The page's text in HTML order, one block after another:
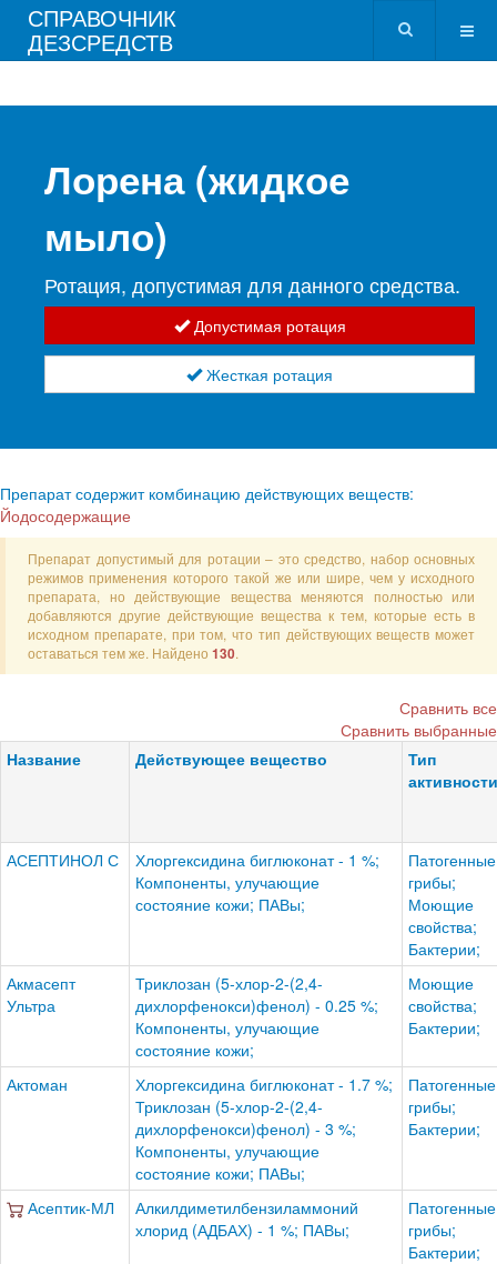
СПРАВОЧНИК
ДЕЗСРЕДСТВ
Лорена (жидкое
мыло)
Ротация, допустимая для данного средства.
Допустимая ротация
Жесткая ротация
Препарат содержит комбинацию действующих веществ:
Йодосодержащие
Препарат допустимый для ротации – это средство, набор основных
режимов применения которого такой же или шире, чем у исходного
препарата, но действующие вещества меняются полностью или
добавляются другие действующие вещества к тем, которые есть в
исходном препарате, при том, что тип действующих веществ может
оставаться тем же. Найдено 130.
Сравнить все
Сравнить выбранные
Название
Действующее вещество
Тип
активности
АСЕПТИНОЛ С
Хлоргексидина биглюконат - 1 %;
Компоненты, улучающие
состояние кожи; ПАВы;
Патогенные
грибы;
Моющие
свойства;
Бактерии;
Акмасепт
Ультра
Триклозан (5-хлор-2-(2,4-
дихлорфенокси)фенол) - 0.25 %;
Компоненты, улучающие
состояние кожи;
Моющие
свойства;
Бактерии;
Актоман
Хлоргексидина биглюконат - 1.7 %;
Триклозан (5-хлор-2-(2,4-
дихлорфенокси)фенол) - 3 %;
Компоненты, улучающие
состояние кожи; ПАВы;
Патогенные
грибы;
Бактерии;
Асептик-МЛ
Алкилдиметилбензиламмоний
хлорид (АДБАХ) - 1 %; ПАВы;
Патогенные
грибы;
Бактерии;